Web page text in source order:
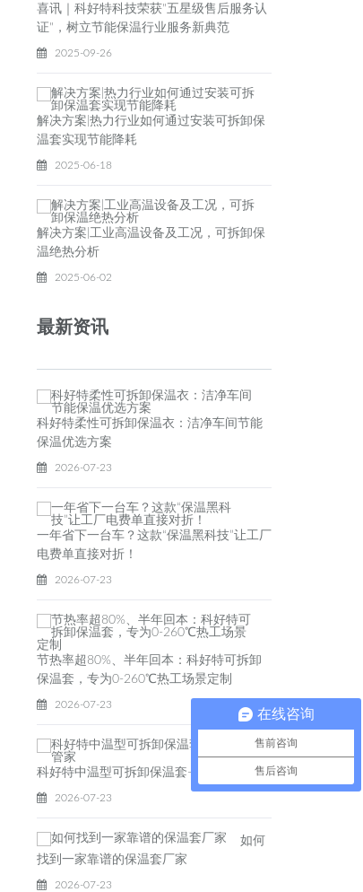
喜讯｜科好特科技荣获"五星级售后服务认
证"，树立节能保温行业服务新典范
2025-09-26
解决方案|热力行业如何通过安装可拆卸保
温套实现节能降耗
2025-06-18
解决方案|工业高温设备及工况，可拆卸保
温绝热分析
2025-06-02
最新资讯
科好特柔性可拆卸保温衣：洁净车间节能
保温优选方案
2026-07-23
一年省下一台车？这款“保温黑科技”让工厂
电费单直接对折！
2026-07-23
节热率超80%、半年回本：科好特可拆卸
保温套，专为0-260℃热工场景定制
2026-07-23
科好特中温型可拆卸保温套-您的保温管家
2026-07-23
如何
找到一家靠谱的保温套厂家
2026-07-23
在线咨询
售前咨询
售后咨询